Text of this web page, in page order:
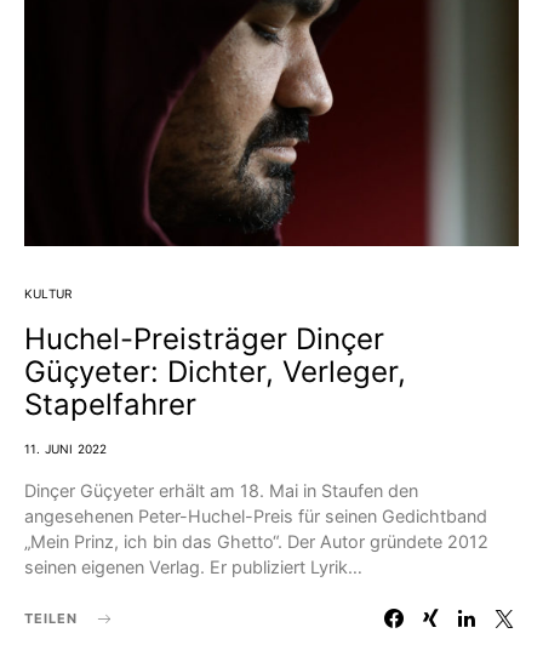
KULTUR
Huchel-Preisträger Dinçer
Güçyeter: Dichter, Verleger,
Stapelfahrer
11. JUNI 2022
Dinçer Güçyeter erhält am 18. Mai in Staufen den
angesehenen Peter-Huchel-Preis für seinen Gedichtband
„Mein Prinz, ich bin das Ghetto“. Der Autor gründete 2012
seinen eigenen Verlag. Er publiziert Lyrik…
TEILEN